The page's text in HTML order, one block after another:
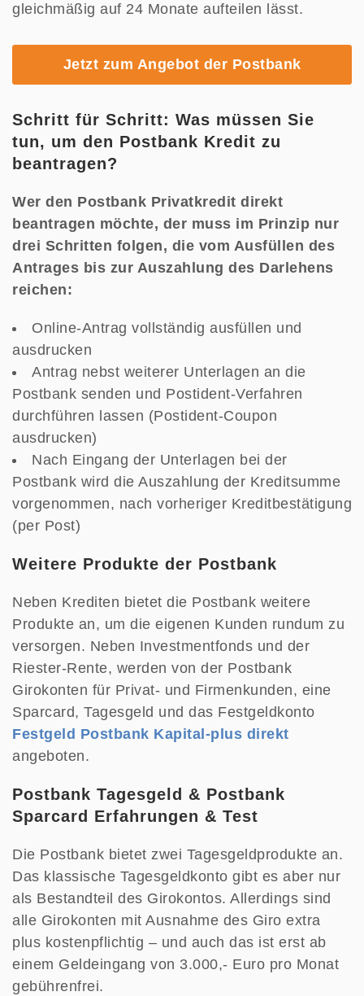
gleichmäßig auf 24 Monate aufteilen lässt.
Jetzt zum Angebot der Postbank
Schritt für Schritt: Was müssen Sie
tun, um den Postbank Kredit zu
beantragen?
Wer den Postbank Privatkredit direkt
beantragen möchte, der muss im Prinzip nur
drei Schritten folgen, die vom Ausfüllen des
Antrages bis zur Auszahlung des Darlehens
reichen:
Online-Antrag vollständig ausfüllen und
ausdrucken
Antrag nebst weiterer Unterlagen an die
Postbank senden und Postident-Verfahren
durchführen lassen (Postident-Coupon
ausdrucken)
Nach Eingang der Unterlagen bei der
Postbank wird die Auszahlung der Kreditsumme
vorgenommen, nach vorheriger Kreditbestätigung
(per Post)
Weitere Produkte der Postbank
Neben Krediten bietet die Postbank weitere
Produkte an, um die eigenen Kunden rundum zu
versorgen. Neben Investmentfonds und der
Riester-Rente, werden von der Postbank
Girokonten für Privat- und Firmenkunden, eine
Sparcard, Tagesgeld und das Festgeldkonto
Festgeld Postbank Kapital-plus direkt
angeboten.
Postbank Tagesgeld & Postbank
Sparcard Erfahrungen & Test
Die Postbank bietet zwei Tagesgeldprodukte an.
Das klassische Tagesgeldkonto gibt es aber nur
als Bestandteil des Girokontos. Allerdings sind
alle Girokonten mit Ausnahme des Giro extra
plus kostenpflichtig – und auch das ist erst ab
einem Geldeingang von 3.000,- Euro pro Monat
gebührenfrei.